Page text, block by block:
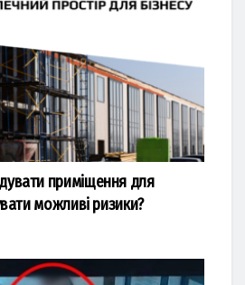
приміщення для
можливі ризики?